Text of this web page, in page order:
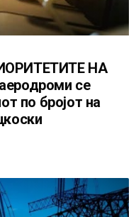
НА
се
по бројот на